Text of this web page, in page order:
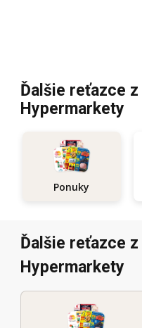
Ďalšie reťazce
Hypermarkety
Ponuky
Ďalšie reťazce
Hypermarkety